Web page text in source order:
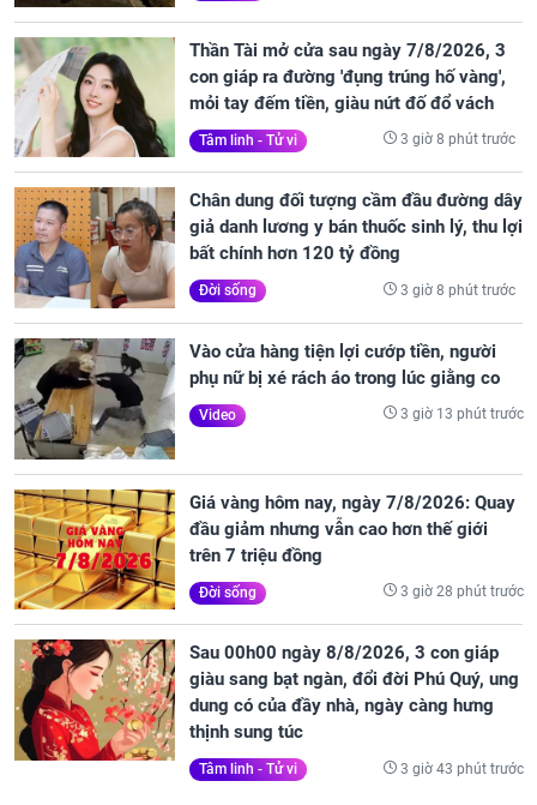
Thần Tài mở cửa sau ngày 7/8/2026, 3
con giáp ra đường 'đụng trúng hố vàng',
mỏi tay đếm tiền, giàu nứt đố đổ vách
Tâm linh - Tử vi 3 giờ 8 phút trước
Chân dung đối tượng cầm đầu đường dây
giả danh lương y bán thuốc sinh lý, thu lợi
bất chính hơn 120 tỷ đồng
Đời sống 3 giờ 8 phút trước
Vào cửa hàng tiện lợi cướp tiền, người
phụ nữ bị xé rách áo trong lúc giằng co
Video 3 giờ 13 phút trước
Giá vàng hôm nay, ngày 7/8/2026: Quay
đầu giảm nhưng vẫn cao hơn thế giới
trên 7 triệu đồng
Đời sống 3 giờ 28 phút trước
Sau 00h00 ngày 8/8/2026, 3 con giáp
giàu sang bạt ngàn, đổi đời Phú Quý, ung
dung có của đầy nhà, ngày càng hưng
thịnh sung túc
Tâm linh - Tử vi 3 giờ 43 phút trước